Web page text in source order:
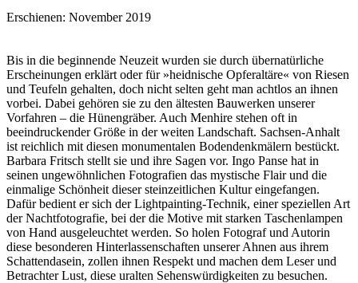
Erschienen: November 2019
Bis in die beginnende Neuzeit wurden sie durch übernatürliche
Erscheinungen erklärt oder für »heidnische Opferaltäre« von Riesen
und Teufeln gehalten, doch nicht selten geht man achtlos an ihnen
vorbei. Dabei gehören sie zu den ältesten Bauwerken unserer
Vorfahren – die Hünengräber. Auch Menhire stehen oft in
beeindruckender Größe in der weiten Landschaft. Sachsen-Anhalt
ist reichlich mit diesen monumentalen Bodendenkmälern bestückt.
Barbara Fritsch stellt sie und ihre Sagen vor. Ingo Panse hat in
seinen ungewöhnlichen Fotografien das mystische Flair und die
einmalige Schönheit dieser steinzeitlichen Kultur eingefangen.
Dafür bedient er sich der Lightpainting-Technik, einer speziellen Art
der Nachtfotografie, bei der die Motive mit starken Taschenlampen
von Hand ausgeleuchtet werden. So holen Fotograf und Autorin
diese besonderen Hinterlassenschaften unserer Ahnen aus ihrem
Schattendasein, zollen ihnen Respekt und machen dem Leser und
Betrachter Lust, diese uralten Sehenswürdigkeiten zu besuchen.